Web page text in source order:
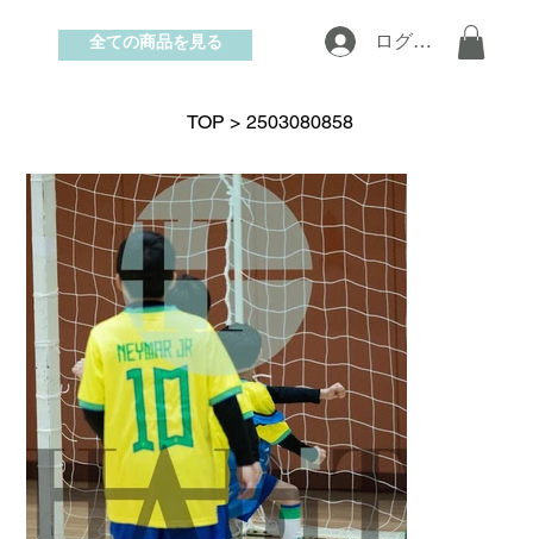
お問い合わせ
ログイン
全ての商品を見る
TOP > 2503080858